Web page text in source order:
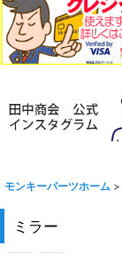
モンキーパーツホーム >
ミラー